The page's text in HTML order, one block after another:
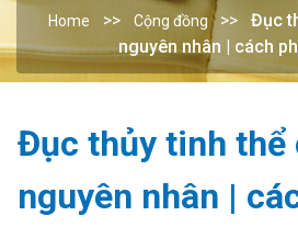
Home Cộng đồng
Đục
nguyên nhân | cách
Đục thủy tinh thể
nguyên nhân |